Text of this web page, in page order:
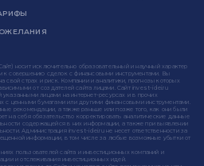
носит исключительно образовательный и научный характер
к совершению сделок с финансовыми инструментами. Вы
свой страх и риск. Компании и аналитики, прогнозы которых
от создателей сайта лицами. Сайт invest-idei.ru
лицами на интернет-ресурсах и в прочих
с ценными бумагами или другими финансовыми инструментами.
рекомендации, а также раньше или позже того, как они были
на себя обязательство корректировать аналитические данные
содержащейся в них информации, а также при выявлении
Администрация invest-idei.ru не несет ответственности за
информации, в том числе за любые возможные убытки от
пользователей сайта и инвестиционных компаний и
и отслеживания инвестиционных идей.